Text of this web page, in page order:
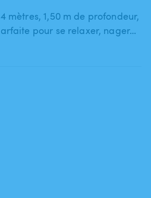
mètres​,​ 1​,​50 m de profondeur​,​
pour se relaxer​,​ nager…